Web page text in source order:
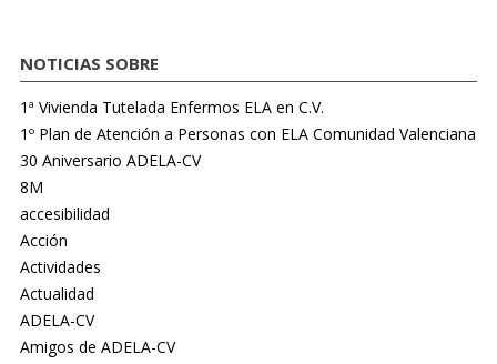
NOTICIAS SOBRE
1ª Vivienda Tutelada Enfermos ELA en C.V.
1º Plan de Atención a Personas con ELA Comunidad Valenciana
30 Aniversario ADELA-CV
8M
accesibilidad
Acción
Actividades
Actualidad
ADELA-CV
Amigos de ADELA-CV